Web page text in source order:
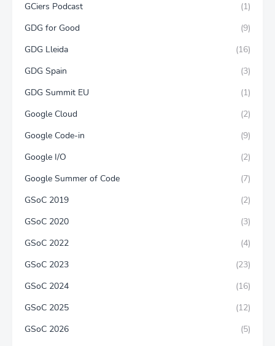
GCiers Podcast
(1)
GDG for Good
(9)
GDG Lleida
(16)
GDG Spain
(3)
GDG Summit EU
(1)
Google Cloud
(2)
Google Code-in
(9)
Google I/O
(2)
Google Summer of Code
(7)
GSoC 2019
(2)
GSoC 2020
(3)
GSoC 2022
(4)
GSoC 2023
(23)
GSoC 2024
(16)
GSoC 2025
(12)
GSoC 2026
(5)